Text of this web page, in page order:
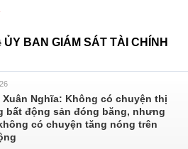
ỦY BAN GIÁM SÁT TÀI CHÍNH
Xuân Nghĩa: Không có chuyện thị
bất động sản đóng băng, nhưng
có chuyện tăng nóng trên